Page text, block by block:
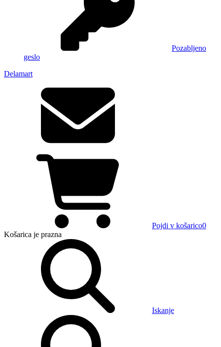
Pozabljeno
geslo
Delamart
Pojdi v košarico0
Košarica je prazna
Iskanje